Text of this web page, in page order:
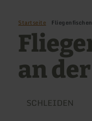
Startseite
an
SCHLEIDEN